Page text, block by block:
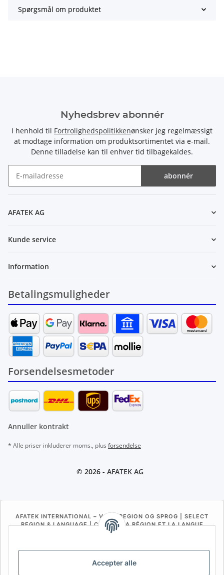
Accepter alle
Spørgsmål om produktet
Nyhedsbrev abonnér
I henhold til Fortrolighedspolitikkenønsker jeg regelmæssigt
at modtage information om produktsortimentet via e-mail.
Denne tilladelse kan til enhver tid tilbagekaldes.
abonnér
AFATEK AG
Kunde service
Information
Betalingsmuligheder
Forsendelsesmetoder
Annuller kontrakt
* Alle priser inkluderer moms., plus forsendelse
© 2026 - AFATEK AG
AFATEK INTERNATIONAL – VÆLG REGION OG SPROG | SELECT
REGION & LANGUAGE | CHOISIR LA RÉGION ET LA LANGUE
BE (NL) BE (FR)